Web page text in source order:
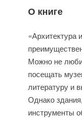
О книге
«Архитектура
Можно не
посещать
литературу и
Однако
инструменты